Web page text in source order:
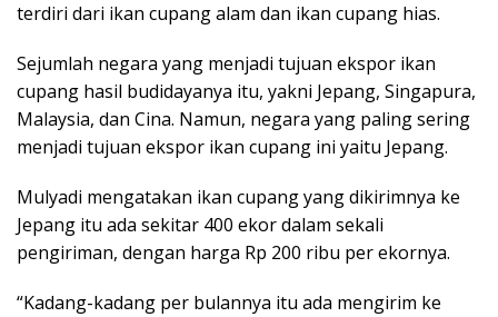
terdiri dari ikan cupang alam dan ikan cupang hias.
Sejumlah negara yang menjadi tujuan ekspor ikan
cupang hasil budidayanya itu, yakni Jepang, Singapura,
Malaysia, dan Cina. Namun, negara yang paling sering
menjadi tujuan ekspor ikan cupang ini yaitu Jepang.
Mulyadi mengatakan ikan cupang yang dikirimnya ke
Jepang itu ada sekitar 400 ekor dalam sekali
pengiriman, dengan harga Rp 200 ribu per ekornya.
“Kadang-kadang per bulannya itu ada mengirim ke